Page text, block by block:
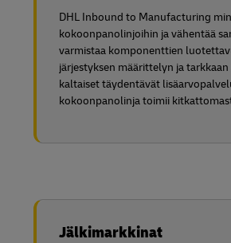
DHL Inbound to Manufacturing
kokoonpanolinjoihin ja vähentää
varmistaa komponenttien
järjestyksen määrittelyn ja
kaltaiset täydentävät
kokoonpanolinja toimii
Jälkimarkkinat